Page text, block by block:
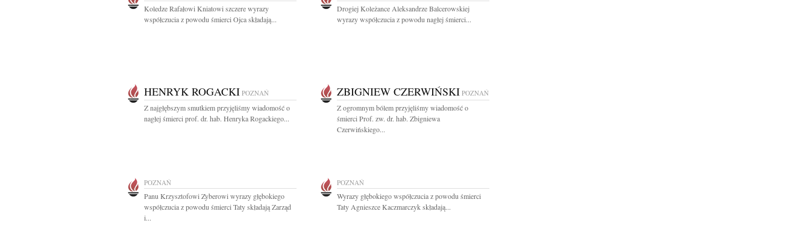
Koledze Rafałowi Kniatowi szczere wyrazy
współczucia z powodu śmierci Ojca składają...
Drogiej Koleżance Aleksandrze Balcerowskiej
wyrazy współczucia z powodu nagłej śmierci...
HENRYK ROGACKI POZNAŃ
Z najgłębszym smutkiem przyjęliśmy wiadomość o
nagłej śmierci prof. dr. hab. Henryka Rogackiego...
ZBIGNIEW CZERWIŃSKI POZNAŃ
Z ogromnym bólem przyjęliśmy wiadomość o
śmierci Prof. zw. dr. hab. Zbigniewa
Czerwińskiego...
POZNAŃ
Panu Krzysztofowi Zyberowi wyrazy głębokiego
współczucia z powodu śmierci Taty składają Zarząd
i...
POZNAŃ
Wyrazy głębokiego współczucia z powodu śmierci
Taty Agnieszce Kaczmarczyk składają...